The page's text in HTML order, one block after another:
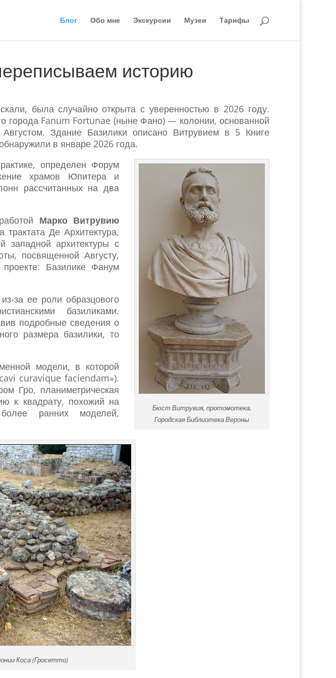
Блог Обо мне Экскурсии Музеи Тарифы
историю
была случайно открыта с уверенностью в 2026 году.
города Fanum Fortunae (ныне Фано) — колонии, основанной
Здание Базилики описано Витрувием в 5 Книге
в январе 2026 года.
Бюст Витрувия, протомотека,
Городская Библиотека Вероны
определен Форум
храмов Юпитера и
рассчитанных на два
Марко Витрувию
Де Архитектура,
западной архитектуры с
посвященной Августу,
Базилике Фанум
за ее роли образцового
базиликами.
подробные сведения о
размера базилики, то
модели, в которой
curavique faciendam»).
Гро, планиметрическая
к квадрату, похожий на
ранних моделей,
Коса (Гросетто)